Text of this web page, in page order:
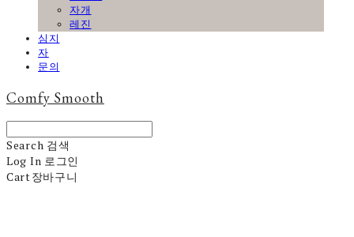
자개
레진
심지
자
문의
Comfy Smooth
Search 검색
Log In 로그인
Cart장바구니